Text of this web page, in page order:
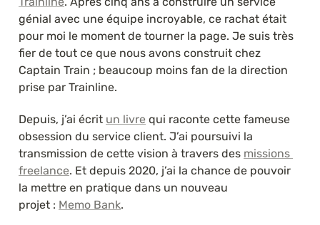
génial avec une équipe incroyable, ce rachat était
pour moi le moment de tourner la page. Je suis très
fier de tout ce que nous avons construit chez
Captain Train ; beaucoup moins fan de la direction
prise par Trainline.
Depuis, j’ai écrit un livre qui raconte cette fameuse
obsession du service client. J’ai poursuivi la
transmission de cette vision à travers des missions
freelance. Et depuis 2020, j’ai la chance de pouvoir
la mettre en pratique dans un nouveau
projet : Memo Bank.